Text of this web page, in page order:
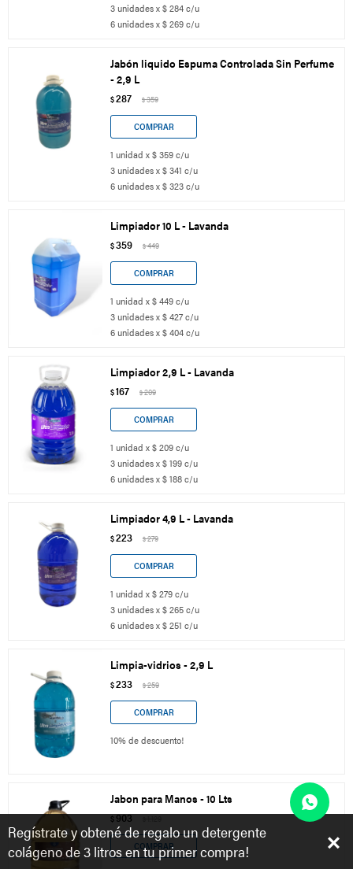
3 unidades x $ 284 c/u
6 unidades x $ 269 c/u
Jabón liquido Espuma Controlada Sin Perfume
- 2,9 L
$287 $359
1 unidad x $ 359 c/u
3 unidades x $ 341 c/u
6 unidades x $ 323 c/u
Limpiador 10 L - Lavanda
$359 $449
1 unidad x $ 449 c/u
3 unidades x $ 427 c/u
6 unidades x $ 404 c/u
Limpiador 2,9 L - Lavanda
$167 $209
1 unidad x $ 209 c/u
3 unidades x $ 199 c/u
6 unidades x $ 188 c/u
Limpiador 4,9 L - Lavanda
$223 $279
1 unidad x $ 279 c/u
3 unidades x $ 265 c/u
6 unidades x $ 251 c/u
Limpia-vidrios - 2,9 L
$233 $259
10% de descuento!
Jabon para Manos - 10 Lts
$903
Regístrate y obtené de regalo un detergente
colágeno de 3 litros en tu primer compra!